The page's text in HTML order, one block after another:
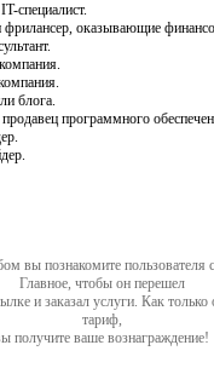
специалист.
фрилансер, оказывающие
блога.
программного
вы познакомите пользователя
Главное, чтобы он перешел
и заказал услуги. Как
тариф,
получите ваше вознаграждение!